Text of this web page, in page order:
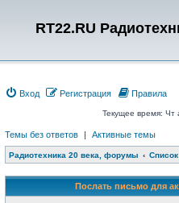
RT22.RU
Вход Регистрация Правила
Текущее время: Чт
Темы без ответов | Активные темы
Радиотехника 20 века, форумы
Послать письмо для